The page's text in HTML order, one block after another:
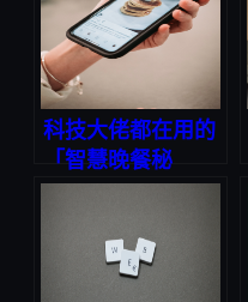
備好迎接「非人類
時代」了嗎？
科技大佬都在用的
「智慧晚餐秘
訣」！一鍵解決選
班30分鐘上桌開飯